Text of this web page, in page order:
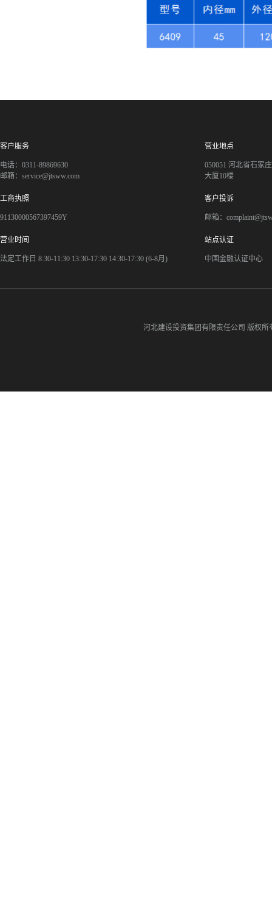
客户服务
电话：0311-89869630
邮箱：service@jtsww.com
营业地点
050051 河北省石家
大厦10楼
工商执照
91130000567397459Y
客户投诉
邮箱：
营业时间
法定工作日 8:30-11:30 13:30-17:30 14:30-17:30 (6-8月)
站点认证
中国金融认证中心
河北建设投资集团有限责任公司 版权所